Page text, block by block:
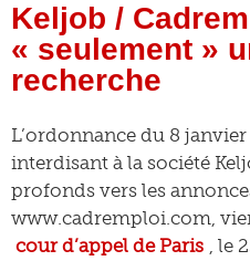
Keljob /
« seulement »
recherche
L’ordonnance du 8
interdisant à la société
profonds vers les
www.cadremploi.com,
cour d’appel de Paris , le